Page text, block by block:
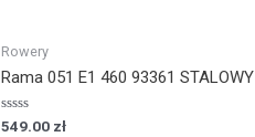
Rowery
Rama 051 E1 460 93361 STALOWY
Oceniony
549.00 zł